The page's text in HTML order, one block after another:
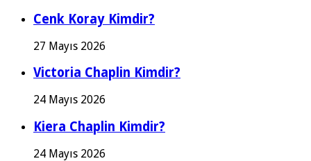
Cenk Koray Kimdir?
27 Mayıs 2026
Victoria Chaplin Kimdir?
24 Mayıs 2026
Kiera Chaplin Kimdir?
24 Mayıs 2026